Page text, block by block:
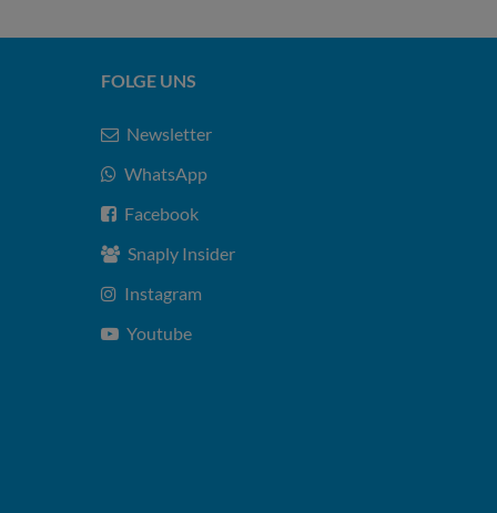
FOLGE UNS
Newsletter
WhatsApp
Facebook
Snaply Insider
Instagram
Youtube